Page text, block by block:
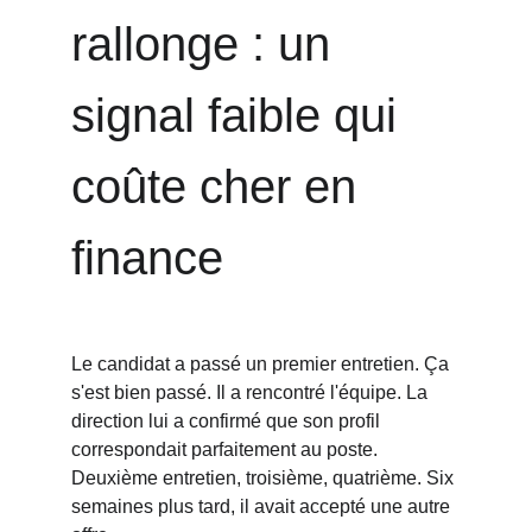
rallonge : un
signal faible qui
coûte cher en
finance
Le candidat a passé un premier entretien. Ça
s'est bien passé. Il a rencontré l'équipe. La
direction lui a confirmé que son profil
correspondait parfaitement au poste.
Deuxième entretien, troisième, quatrième. Six
semaines plus tard, il avait accepté une autre